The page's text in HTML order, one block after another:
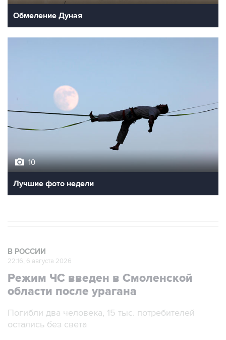
Обмеление Дуная
10
Лучшие фото недели
В РОССИИ
22:16, 6 августа 2026
Режим ЧС введен в Смоленской
области после урагана
Погибли два человека, 15 тыс. потребителей
остались без света